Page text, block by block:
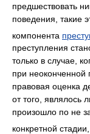
предшествовать
поведения, такие
компонента
преступления
только в случае,
при неоконченной
правовая оценка
от того, являлось
произошло по не
конкретной